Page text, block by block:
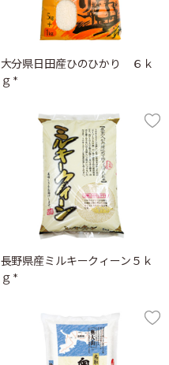
大分県日田産ひのひかり ６ｋ
ｇ *
長野県産ミルキークィーン５ｋ
ｇ *